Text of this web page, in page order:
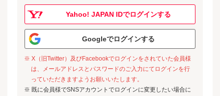
Yahoo! JAPAN IDでログインする
Googleでログインする
※ X（旧Twitter）及びFacebookでログインをされていた会員様
は、メールアドレスとパスワードのご入力にてログインを行
っていただきますようお願いいたします。
※ 既に会員様でSNSアカウントでログインに変更したい場合に